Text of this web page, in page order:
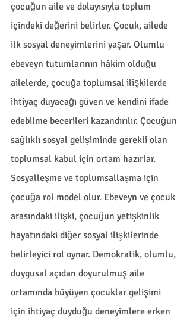
çocuğun aile ve dolayısıyla toplum
içindeki değerini belirler. Çocuk, ailede
ilk sosyal deneyimlerini yaşar. Olumlu
ebeveyn tutumlarının hâkim olduğu
ailelerde, çocuğa toplumsal ilişkilerde
ihtiyaç duyacağı güven ve kendini ifade
edebilme becerileri kazandırılır. Çocuğun
sağlıklı sosyal gelişiminde gerekli olan
toplumsal kabul için ortam hazırlar.
Sosyalleşme ve toplumsallaşma için
çocuğa rol model olur. Ebeveyn ve çocuk
arasındaki ilişki, çocuğun yetişkinlik
hayatındaki diğer sosyal ilişkilerinde
belirleyici rol oynar. Demokratik, olumlu,
duygusal açıdan doyurulmuş aile
ortamında büyüyen çocuklar gelişimi
için ihtiyaç duyduğu deneyimlere erken